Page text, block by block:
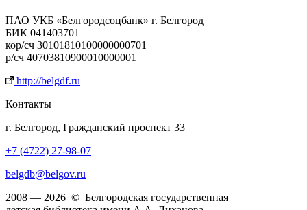
ПАО УКБ «Белгородсоцбанк» г. Белгород
БИК 041403701
кор/сч 30101810100000000701
р/сч 40703810900010000001
http://belgdf.ru
Контакты
г. Белгород, Гражданский проспект 33
+7 (4722) 27-98-07
belgdb@belgov.ru
2008 — 2026 © Белгородская государственная